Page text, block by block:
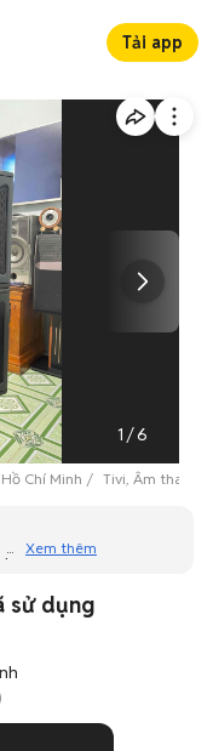
Tải app
1 /6
Chí Minh Tivi, Âm thanh
không thể liên hệ
Xem thêm
sử dụng